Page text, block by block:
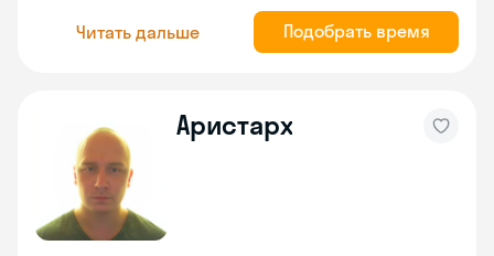
Читать дальше Подобрать время
Аристарх